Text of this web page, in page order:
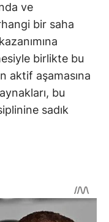
ve
bir saha
birlikte bu
aktif aşamasına
bu
sadık